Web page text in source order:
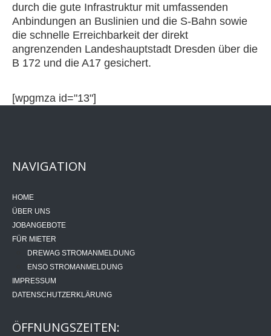
durch die gute Infrastruktur mit umfassenden
Anbindungen an Buslinien und die S-Bahn sowie
die schnelle Erreichbarkeit der direkt
angrenzenden Landeshauptstadt Dresden über die
B 172 und die A17 gesichert.
[wpgmza id="13"]
NAVIGATION
HOME
ÜBER UNS
JOBANGEBOTE
FÜR MIETER
DREWAG STROMANMELDUNG
ENSO STROMANMELDUNG
IMPRESSUM
DATENSCHUTZERKLÄRUNG
ÖFFNUNGSZEITEN: